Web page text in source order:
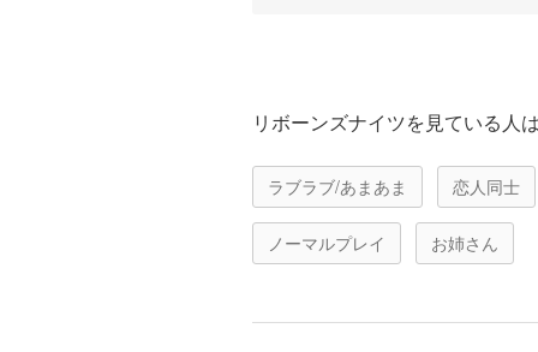
リボーンズナイツを見ている人
ラブラブ/あまあま 恋人同士
ノーマルプレイ お姉さん